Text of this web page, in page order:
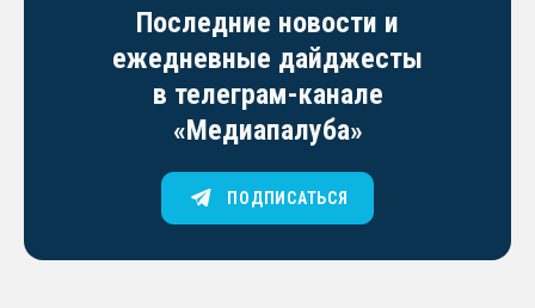
Последние новости и
ежедневные дайджесты
в телеграм-канале
«Медиапалуба»
ПОДПИСАТЬСЯ